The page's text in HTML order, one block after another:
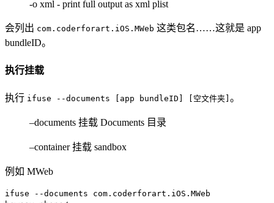
-o xml - print full output as xml plist
会列出 com.coderforart.iOS.MWeb 这类包名……这就是 app
bundleID。
执行挂载
执行 ifuse --documents [app bundleID] [空文件夹] 。
–documents 挂载 Documents 目录
–container 挂载 sandbox
例如 MWeb
ifuse --documents com.coderforart.iOS.MWeb